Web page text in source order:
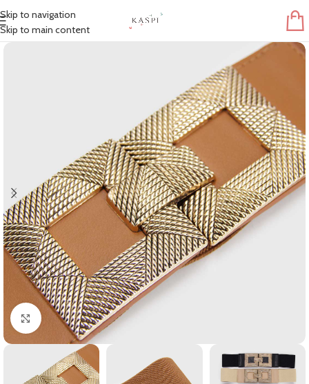
Skip to navigation
Skip to main content
Clic para ampliar